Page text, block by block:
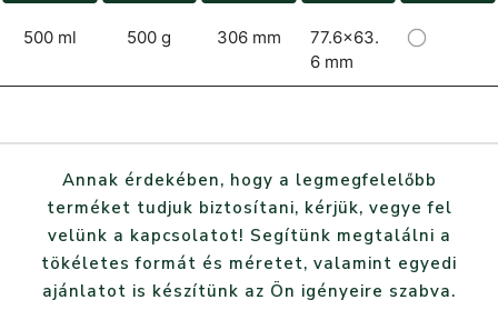
500 ml 500 g 306 mm
77.6x63.
6 mm
Annak érdekében, hogy a legmegfelelőbb
terméket tudjuk biztosítani, kérjük, vegye fel
velünk a kapcsolatot! Segítünk megtalálni a
tökéletes formát és méretet, valamint egyedi
ajánlatot is készítünk az Ön igényeire szabva.